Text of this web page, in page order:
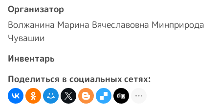
Организатор
Волжанина Марина Вячеславовна Минприрода
Чувашии
Инвентарь
Поделиться в социальных сетях: